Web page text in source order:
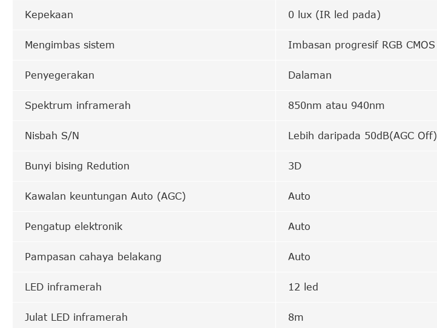
Kepekaan 0 lux (IR led pada)
Mengimbas sistem Imbasan progresif RGB CMOS
Penyegerakan Dalaman
Spektrum inframerah 850nm atau 940nm
Nisbah S/N Lebih daripada 50dB(AGC Off)
Bunyi bising Redution 3D
Kawalan keuntungan Auto (AGC) Auto
Pengatup elektronik Auto
Pampasan cahaya belakang Auto
LED inframerah 12 led
Julat LED inframerah 8m